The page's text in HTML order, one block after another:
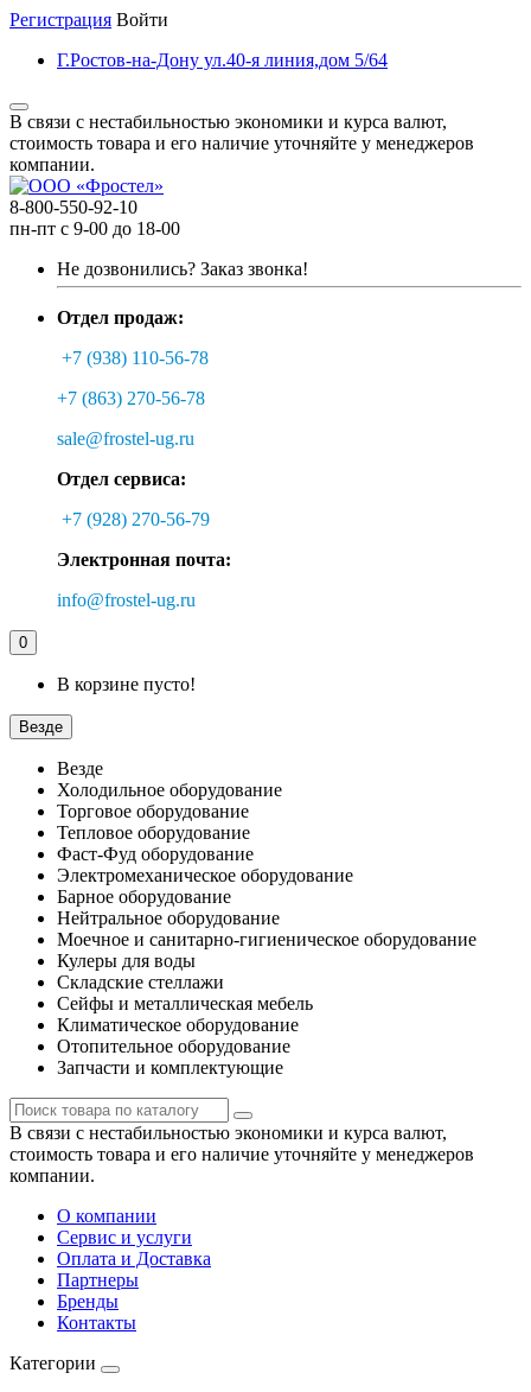
Регистрация Войти
Г.Ростов-на-Дону ул.40-я линия,дом 5/64
В связи с нестабильностью экономики и курса валют,
стоимость товара и его наличие уточняйте у менеджеров
компании.
8-800-550-92-10
пн-пт с 9-00 до 18-00
Не дозвонились? Заказ звонка!
Отдел продаж:
+7 (938) 110-56-78
+7 (863) 270-56-78
sale@frostel-ug.ru
Отдел сервиса:
+7 (928) 270-56-79
Электронная почта:
info@frostel-ug.ru
0
В корзине пусто!
Везде
Везде
Холодильное оборудование
Торговое оборудование
Тепловое оборудование
Фаст-Фуд оборудование
Электромеханическое оборудование
Барное оборудование
Нейтральное оборудование
Моечное и санитарно-гигиеническое оборудование
Кулеры для воды
Складские стеллажи
Сейфы и металлическая мебель
Климатическое оборудование
Отопительное оборудование
Запчасти и комплектующие
В связи с нестабильностью экономики и курса валют,
стоимость товара и его наличие уточняйте у менеджеров
компании.
О компании
Сервис и услуги
Оплата и Доставка
Партнеры
Бренды
Контакты
Категории